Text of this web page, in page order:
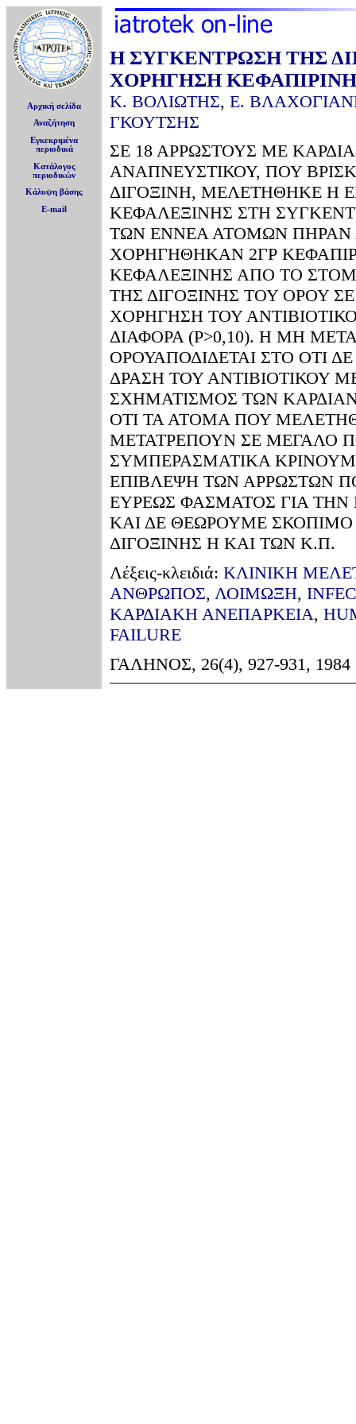
Αρχική σελίδα
Αναζήτηση
Εγκεκριμένα
περιοδικά
Κατάλογος
περιοδικών
Κάλυψη βάσης
E-mail
Η ΣΥΓΚΕΝΤΡΩΣΗ ΤΗΣ
ΧΟΡΗΓΗΣΗ
Κ. ΒΟΛΙΩΤΗΣ, Ε.
ΓΚΟΥΤΣΗΣ
ΣΕ 18 ΑΡΡΩΣΤΟΥΣ ΜΕ
ΑΝΑΠΝΕΥΣΤΙΚΟΥ, ΠΟΥ
ΔΙΓΟΞΙΝΗ, ΜΕΛΕΤΗΘΗΚΕ Η
ΚΕΦΑΛΕΞΙΝΗΣ ΣΤΗ
ΤΩΝ ΕΝΝΕΑ ΑΤΟΜΩΝ ΠΗΡΑΝ
ΧΟΡΗΓΗΘΗΚΑΝ 2ΓΡ
ΚΕΦΑΛΕΞΙΝΗΣ ΑΠΟ ΤΟ
ΤΗΣ ΔΙΓΟΞΙΝΗΣ ΤΟΥ ΟΡΟΥ
ΧΟΡΗΓΗΣΗ ΤΟΥ
ΔΙΑΦΟΡΑ (P>0,10). Η ΜΗ
ΟΡΟΥΑΠΟΔΙΔΕΤΑΙ ΣΤΟ ΟΤΙ
ΔΡΑΣΗ ΤΟΥ ΑΝΤΙΒΙΟΤΙΚΟΥ
ΣΧΗΜΑΤΙΣΜΟΣ ΤΩΝ
ΟΤΙ ΤΑ ΑΤΟΜΑ ΠΟΥ
ΜΕΤΑΤΡΕΠΟΥΝ ΣΕ ΜΕΓΑΛΟ
ΣΥΜΠΕΡΑΣΜΑΤΙΚΑ
ΕΠΙΒΛΕΨΗ ΤΩΝ ΑΡΡΩΣΤΩΝ
ΕΥΡΕΩΣ ΦΑΣΜΑΤΟΣ ΓΙΑ ΤΗΝ
ΚΑΙ ΔΕ ΘΕΩΡΟΥΜΕ
ΔΙΓΟΞΙΝΗΣ Η ΚΑΙ ΤΩΝ Κ.Π.
Λέξεις-κλειδιά: ΚΛΙΝΙΚΗ
ΑΝΘΡΩΠΟΣ, ΛΟΙΜΩΞΗ,
ΚΑΡΔΙΑΚΗ ΑΝΕΠΑΡΚΕΙΑ,
FAILURE
ΓΑΛΗΝΟΣ, 26(4), 927-931, 1984